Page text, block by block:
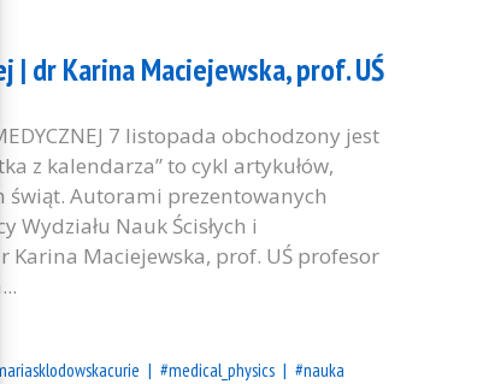
dr Karina Maciejewska, prof. UŚ
7 listopada obchodzony jest
z kalendarza” to cykl artykułów,
świąt. Autorami prezentowanych
Nauk Ścisłych i
Karina Maciejewska, prof. UŚ profesor
#medical_physics
#nauka